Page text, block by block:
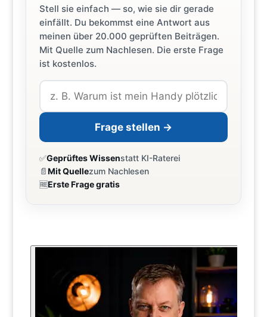
Stell sie einfach — so, wie sie dir gerade
einfällt. Du bekommst eine Antwort aus
meinen über 20.000 geprüften Beiträgen.
Mit Quelle zum Nachlesen. Die erste Frage
ist kostenlos.
Frage stellen →
✅Geprüftes Wissenstatt KI-Raterei
📄Mit Quellezum Nachlesen
🆓Erste Frage gratis